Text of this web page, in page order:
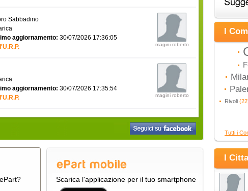
Sabbadino
aggiornamento: 30/07/2026 17:36:05
magini roberto
aggiornamento: 30/07/2026 17:35:54
magini roberto
Scarica l'applicazione per il tuo smartphone
I
Rivoli
Tutti i
I